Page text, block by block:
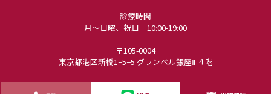
診療時間
月〜日曜、祝日 10:00-19:00
〒105-0004
東京都港区新橋1−5−5 グランベル銀座Ⅱ ４階